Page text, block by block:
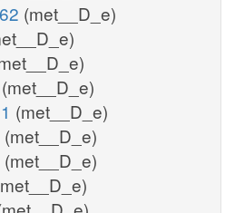
(met__D_e)
(met__D_e)
(met__D_e)
(met__D_e)
(met__D_e)